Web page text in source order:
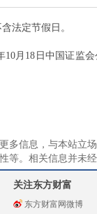
法定节假日。
月18日中国证监
多信息，与本站立
等。相关信息并未
关注东方财富
东方财富网微博